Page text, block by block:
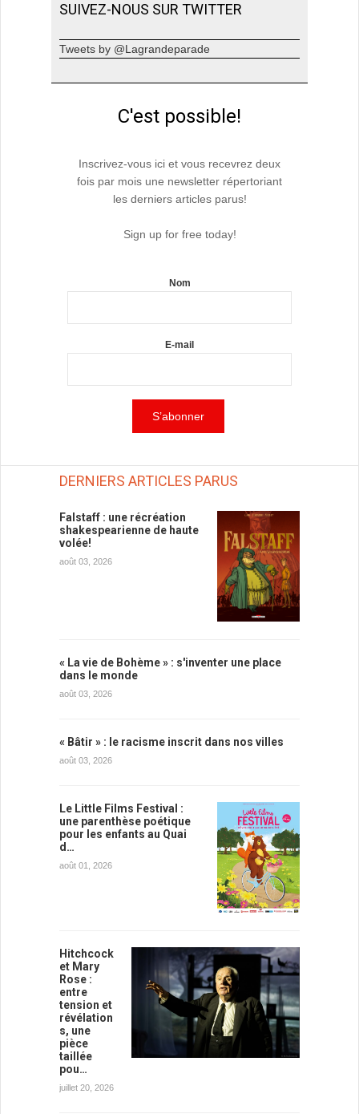
SUIVEZ-NOUS SUR TWITTER
Tweets by @Lagrandeparade
C'est possible!
Inscrivez-vous ici et vous recevrez deux
fois par mois une newsletter répertoriant
les derniers articles parus!
Sign up for free today!
Nom
E-mail
DERNIERS ARTICLES PARUS
Falstaff : une récréation
shakespearienne de haute
volée!
août 03, 2026
« La vie de Bohème » : s'inventer une place
dans le monde
août 03, 2026
« Bâtir » : le racisme inscrit dans nos villes
août 03, 2026
Le Little Films Festival :
une parenthèse poétique
pour les enfants au Quai
d…
août 01, 2026
Hitchcock
et Mary
Rose :
entre
tension et
révélation
s, une
pièce
taillée
pou…
juillet 20, 2026